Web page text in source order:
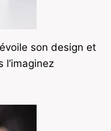
son design et
l’imaginez